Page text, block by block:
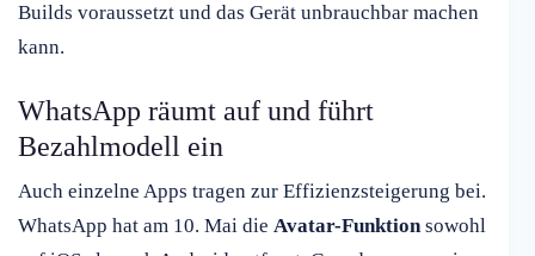
Builds voraussetzt und das Gerät unbrauchbar machen
kann.
WhatsApp räumt auf und führt
Bezahlmodell ein
Auch einzelne Apps tragen zur Effizienzsteigerung bei.
WhatsApp hat am 10. Mai die Avatar-Funktionsowohl